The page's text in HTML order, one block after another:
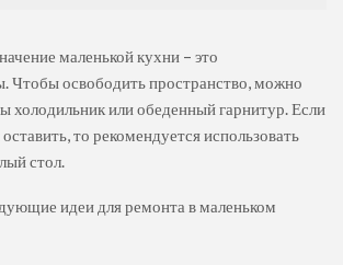
маленькой кухни – это
Чтобы освободить пространство, можно
холодильник или обеденный гарнитур. Если
то рекомендуется использовать
стол.
идеи для ремонта в маленьком